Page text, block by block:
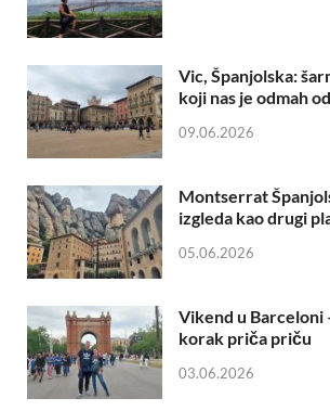
Vic, Španjolska:
koji nas je odmah
09.06.2026
Montserrat
izgleda kao drugi
05.06.2026
Vikend u Barceloni
korak priča priču
03.06.2026